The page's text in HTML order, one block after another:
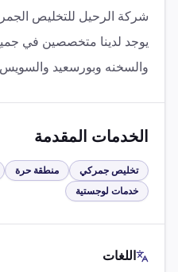
يوجد لدينا متخصصين في
والسخنه وبورسعيد والسويس
الخدمات المقدمة
تخليص جمركي منطقة حرة
خدمات لوجستية
اللغات